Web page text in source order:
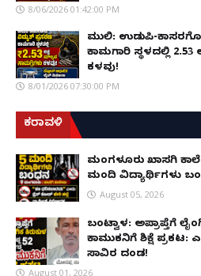
8/06/2026 01:42:00 PM
ಮುಲ್ಕಿ: ಉಡುಪಿ-
ಕಾಮಗಾರಿ ಸ್ಥಳದಲ್ಲಿ
ಕಳವು!
8/01/2026 07:30:00 PM
ಕರಾವಳಿ
ಮಂಗಳೂರು ಖಾಸಗಿ
ಮಂದಿ ವಿದ್ಯಾರ್ಥಿಗಳು
August 05, 2026
ಬಂಟ್ವಾಳ: ಅಪ್ರಾಪ್ತೆಗೆ
ಕಾಮುಕನಿಗೆ ಶಿಕ್ಷೆ ಪ್ರಕಟ:
ಸಾವಿರ ದಂಡ!
August 01, 2026